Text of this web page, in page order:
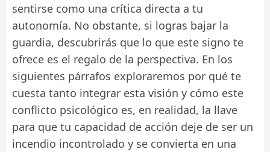
sentirse como una crítica directa a tu
autonomía. No obstante, si logras bajar la
guardia, descubrirás que lo que este signo te
ofrece es el regalo de la perspectiva. En los
siguientes párrafos exploraremos por qué te
cuesta tanto integrar esta visión y cómo este
conflicto psicológico es, en realidad, la llave
para que tu capacidad de acción deje de ser un
incendio incontrolado y se convierta en una